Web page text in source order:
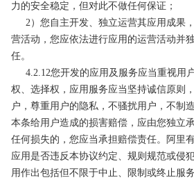
力的安全稳定，但对此不做任何保证；
2）您自主开发、独立运营其应用成果
营活动，您应依法进行应用的运营活动并
任。
4.2.12您开发的应用及服务应当重视用
权、选择权，应用服务应当坚持诚信原则
户，尊重用户的隐私，不骚扰用户，不制
本条给用户造成的损害赔偿，应由您独立
任何损失的，您应当承担赔偿责任。阿里
应用是否违反本协议约定、规则规范或侵
用作出包括但不限于中止、限制或终止服务